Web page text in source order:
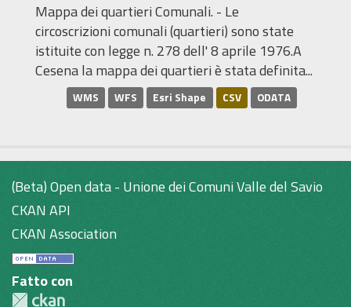
Mappa dei quartieri Comunali. - Le
circoscrizioni comunali (quartieri) sono state
istituite con legge n. 278 dell' 8 aprile 1976.A
Cesena la mappa dei quartieri è stata definita...
WMS WFS Esri Shape CSV ODATA
(Beta) Open data - Unione dei Comuni Valle del Savio
CKAN API
CKAN Association
Fatto con